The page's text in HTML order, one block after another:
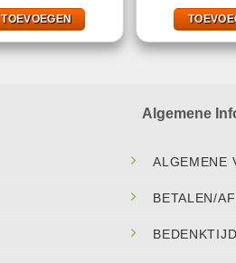
€34,95.
TOEVOEGEN
Algemene
ALGEMENE
BETALEN/